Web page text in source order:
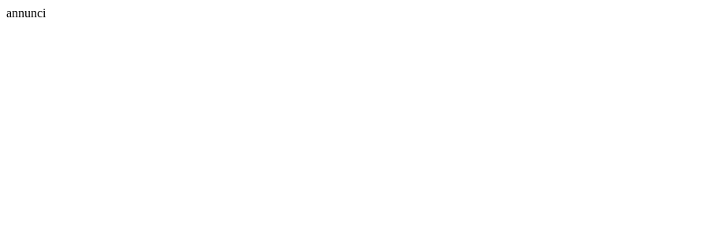
annunci